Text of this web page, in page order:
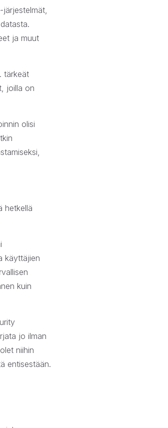
ja muut
tärkeät
joilla on
olisi
hetkellä
käyttäjien
kuin
jo ilman
niihin
entisestään.